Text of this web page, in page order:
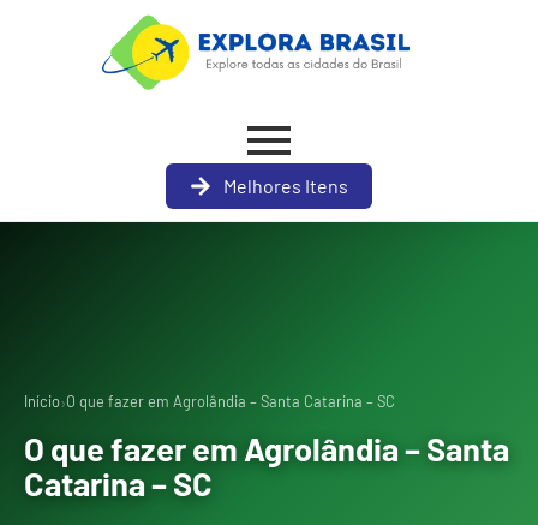
Melhores Itens
Início›O que fazer em Agrolândia – Santa Catarina – SC
O que fazer em Agrolândia – Santa
Catarina – SC